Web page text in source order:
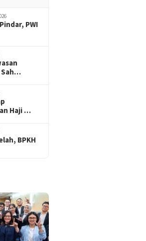
PWI
Sah…
Haji …
BPKH